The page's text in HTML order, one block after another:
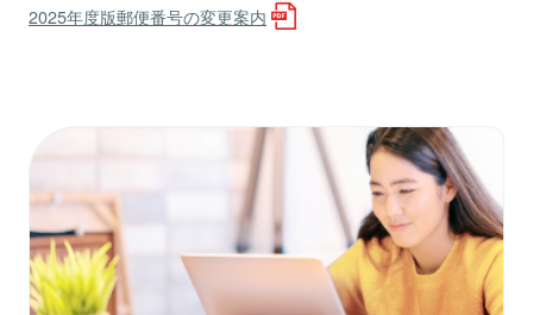
2025年度版郵便番号の変更案内